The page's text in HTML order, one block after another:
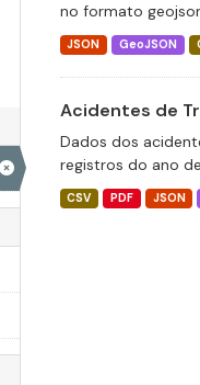
no formato
JSON GeoJSON
Acidentes de
Dados dos
registros do ano
CSV PDF JSON